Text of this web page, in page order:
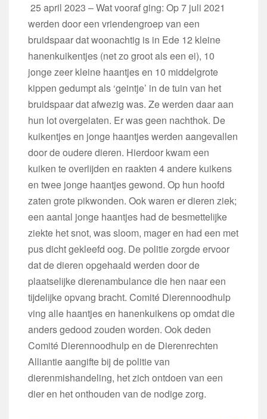
25 april 2023 – Wat vooraf ging: Op 7 juli 2021
werden door een vriendengroep van een
bruidspaar dat woonachtig is in Ede 12 kleine
hanenkuikentjes (net zo groot als een ei), 10
jonge zeer kleine haantjes en 10 middelgrote
kippen gedumpt als ‘geintje’ in de tuin van het
bruidspaar dat afwezig was. Ze werden daar aan
hun lot overgelaten. Er was geen nachthok. De
kuikentjes en jonge haantjes werden aangevallen
door de oudere dieren. Hierdoor kwam een
kuiken te overlijden en raakten 4 andere kuikens
en twee jonge haantjes gewond. Op hun hoofd
zaten grote pikwonden. Ook waren er dieren ziek;
een aantal jonge haantjes had de besmettelijke
ziekte het snot, was sloom, mager en had een met
pus dicht gekleefd oog. De politiezorgde ervoor
dat de dieren opgehaald werden door de
plaatselijke dierenambulance die hen naar een
tijdelijke opvang bracht. Comité Dierennoodhulp
ving alle haantjes en hanenkuikens op omdat die
anders gedood zouden worden. Ook deden
Comité Dierennoodhulp en de Dierenrechten
Alliantie aangifte bij de politie van
dierenmishandeling, het zich ontdoen van een
dier en het onthouden van de nodige zorg.